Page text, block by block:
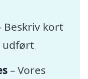
Beskriv kort
udført
– Vores